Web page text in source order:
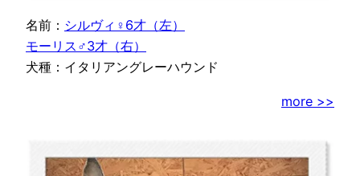
名前： シルヴィ♀6才（左）
モーリス♂3才（右）
犬種：イタリアングレーハウンド
more >>